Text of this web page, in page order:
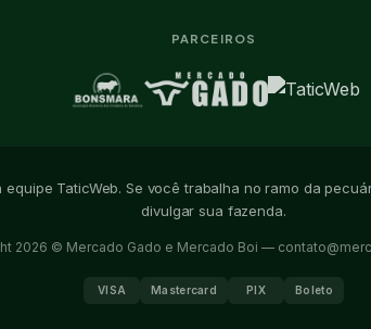
PARCEIROS
equipe TaticWeb. Se você trabalha no ramo da
divulgar sua fazenda.
2026 © Mercado Gado e Mercado Boi —
VISA Mastercard PIX Boleto